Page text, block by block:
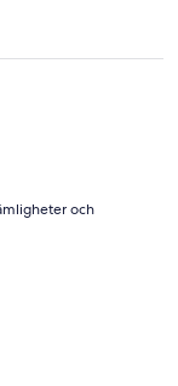
och